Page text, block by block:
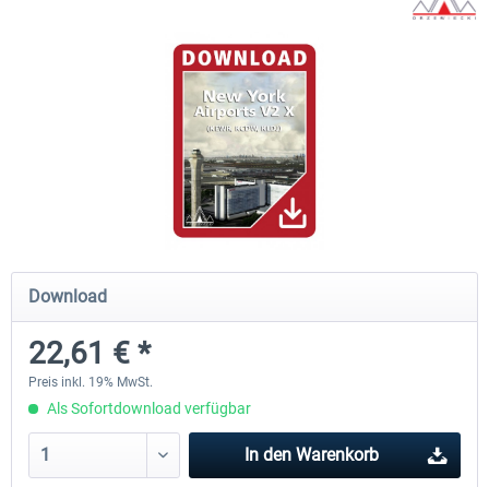
PILOT'S - FS Global Ultimate 2024
83,29 € *
US Cities X - Chicago
Download
22,61 € *
Preis inkl. 19% MwSt.
Als Sofortdownload verfügbar
In den Warenkorb